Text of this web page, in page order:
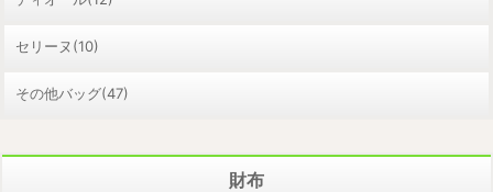
セリーヌ(10)
その他バッグ(47)
財布